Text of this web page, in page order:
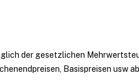
der gesetzlichen
Basispreisen usw